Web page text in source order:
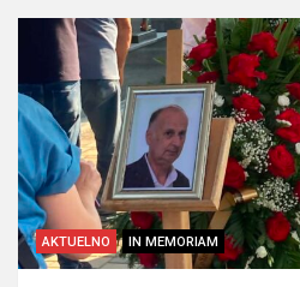
AKTUELNO IN MEMORIAM